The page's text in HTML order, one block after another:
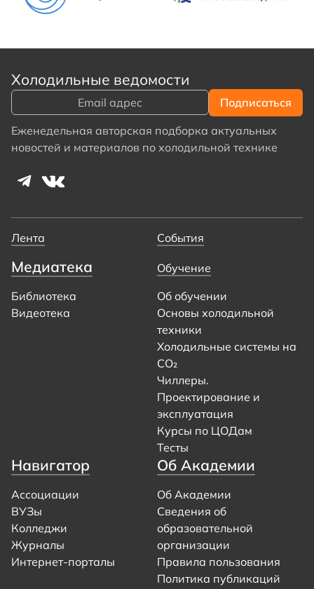
Холодильные ведомости
Еженедельная авторская подборка актуальных
новостей и материалов по холодильной технике
Лента События
Медиатека
Библиотека
Видеотека
Обучение
Об обучении
Основы холодильной
техники
Холодильные системы на
CO₂
Чиллеры.
Проектирование и
эксплуатация
Курсы по ЦОДам
Тесты
Навигатор
Ассоциации
ВУЗы
Колледжи
Журналы
Интернет-порталы
Об Академии
Об Академии
Сведения об
образовательной
организации
Правила пользования
Политика публикаций